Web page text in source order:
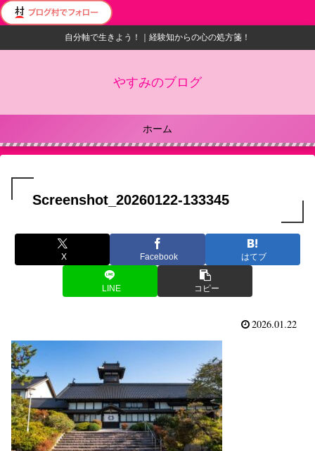
自分軸で生きよう！｜経験知からの心の処方箋！
やすみのブログ
ホーム
Screenshot_20260122-133345
X Facebook はてブ
LINE コピー
2026.01.22